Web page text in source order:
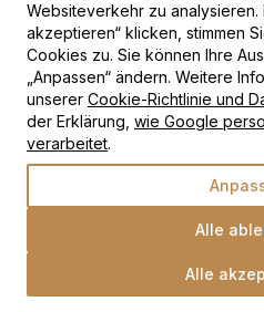
Wähle
Moderne Teppiche
Vintage Teppiche
Shaggy Teppiche
Kinderteppiche
Zahlungsarten
Copyright © 2026 TAPISO
Websiteverkehr zu analysieren.
akzeptieren“ klicken, stimmen
Cookies zu. Sie können Ihre
„Anpassen“ ändern. Weitere
unserer Cookie-Richtlinie und
der Erklärung, wie Google
verarbeitet.
Alle
Alle